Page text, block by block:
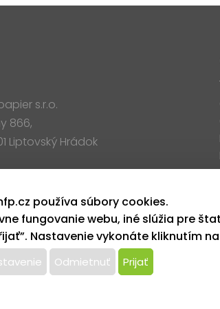
s.r.o.
866,
Liptovský Hrádok
doba
používa súbory cookies.
fungovanie webu, iné slúžia pre
Nastavenie vykonáte kliknutím
Odmietnuť Prijať